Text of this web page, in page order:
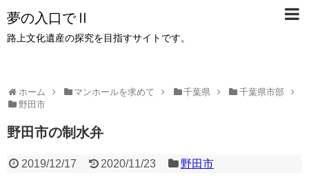
夢の入口でⅡ
路上文化遺産の探究を目指すサイトです。
ホーム マンホールを求めて 千葉県
千葉県市部
野田市
野田市の制水弁
2019/12/17 2020/11/23 野田市